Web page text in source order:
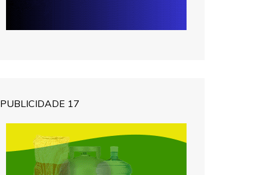
PUBLICIDADE 17